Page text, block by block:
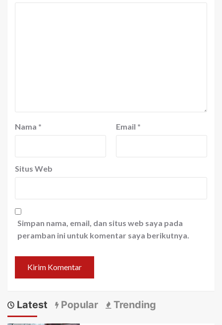
Nama * Email *
Situs Web
Simpan nama, email, dan situs web saya pada
peramban ini untuk komentar saya berikutnya.
Latest Popular Trending